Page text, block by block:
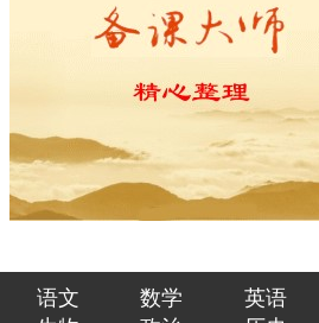
语文 数学 英语